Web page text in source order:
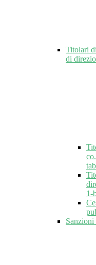
Titolari
di
1-
Sanzioni